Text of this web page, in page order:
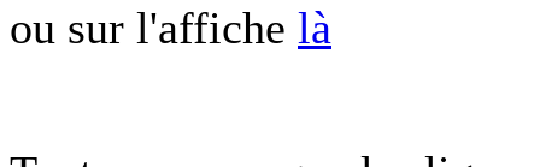
ou sur l'affiche là